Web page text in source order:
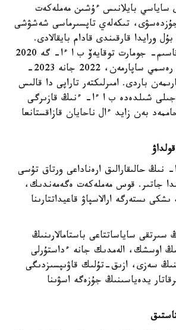
ساياسي بايلانىس ءۇشىن مەملەكەت
تىكەلەي تاپسىرماسى شەشۋشى
ورايدا قارقىندى قادام بايقالادى.
مىسالى، پرەزيدەنت قاسىم- جومارت توقايەۆ ب ا ءا- گە 2020
جانە 2023-جىلدارى رەسمي ساپارمەن، 2022 جانە 2023-
باردى. امىرلىكتەر تاراپى دا قالىس
جوق، 2018-جىلى شىلدەدە ب ا ءا- ءنىڭ قازىرگى
بەن زايد ءال ناحايان قازاقستانعا
نىڭ حالىقارالىق ارەناداعى ورتاق تۇسى
جاتىر. قوس مەملەكەت ەگەمەندىك،
ىستەرگە ارالاسپاۋ قاعيداتتارىنا
ساياساتتاعى باستامالارىنىڭ
اوسشك، الەمدىك جانە ءداستۇرلى
سەزى، ازىق-تۇلىك قاۋىپسىزدىگى
يدەياسىنىڭ جۇزەگە اسۋىنا